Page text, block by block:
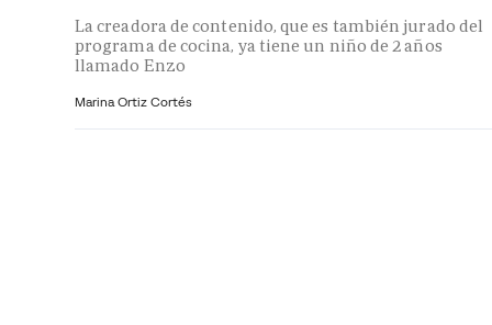
La creadora de contenido, que es también jurado del
programa de cocina, ya tiene un niño de 2 años
llamado Enzo
Marina Ortiz Cortés